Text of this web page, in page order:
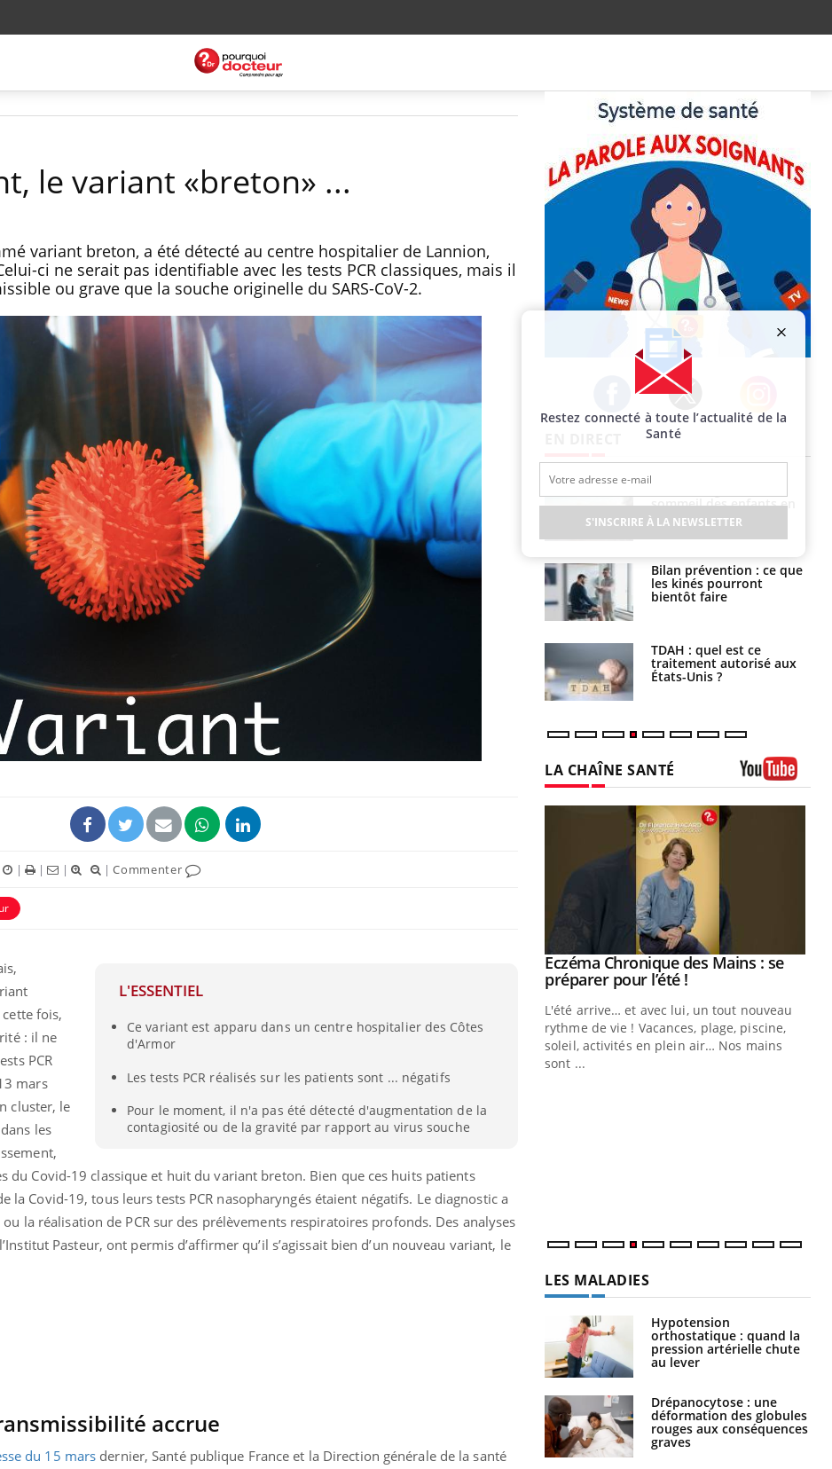
le variant «breton» ...
variant breton, a été détecté au centre hospitalier de Lannion,
ci ne serait pas identifiable avec les tests PCR classiques, mais il
ou grave que la souche originelle du SARS-CoV-2.
| | | |Commenter
L'ESSENTIEL
Ce variant est apparu dans un centre hospitalier des Côtes
d'Armor
Les tests PCR réalisés sur les patients sont ... négatifs
Pour le moment, il n'a pas été détecté d'augmentation de la
contagiosité ou de la gravité par rapport au virus souche
fois,
: il ne
PCR
mars
cluster, le
les
du Covid-19 classique et huit du variant breton. Bien que ces huits patients
la Covid-19, tous leurs tests PCR nasopharyngés étaient négatifs. Le diagnostic a
la réalisation de PCR sur des prélèvements respiratoires profonds. Des analyses
Pasteur, ont permis d’affirmer qu’il s’agissait bien d’un nouveau variant, le
accrue
du 15 mars dernier, Santé publique France et la Direction générale de la santé
Facebook Twitter Instagram
Grossesse et chaleur : ce
que dit la science
Le smartphone nuit-il à
l'apprentissage de la
lecture ?
le coma pendant 42 jours
Mordue par un
barracuda, une petite fille
secourue grâce à un
réflexe essentiel
Légionellose en Suisse :
quelle est l’origine de la
sommeil des enfants en
vacances ?
Bilan prévention : ce que
les kinés pourront
bientôt faire
TDAH : quel est ce
traitement autorisé aux
États-Unis ?
LA CHAÎNE SANTÉ
Youtube
prévenir
Fatigue, irritabilité, brouillard mental ou
même alopécie… Les symptômes de la
carence en fer sont multiples ce qui la rend
...
reste entourée d'idées reçues chez les
Youtube
Eczéma Chronique des Mains : se
préparer pour l’été !Youtube
L'été arrive… et avec lui, un tout nouveau
rythme de vie ! Vacances, plage, piscine,
soleil, activités en plein air… Nos mains
sont ...
LES MALADIES
Hypotension
orthostatique : quand la
pression artérielle chute
au lever
Drépanocytose : une
déformation des globules
rouges aux conséquences
graves
Restez connecté à toute l’actualité de la
Santé
S'INSCRIRE À LA NEWSLETTER